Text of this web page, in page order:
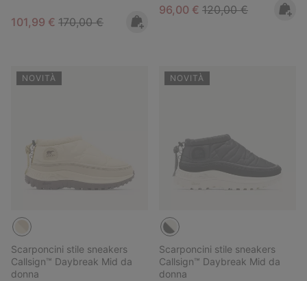
Sale price:
101,99 € Regular price:
170,00 €
Sale price:
96,00 € Regular price:
120,00 €
NOVITÀ
Scarponcini stile sneakers
Callsign™ Daybreak Mid da
donna
NOVITÀ
Scarponcini stile sneakers
Callsign™ Daybreak Mid da
donna